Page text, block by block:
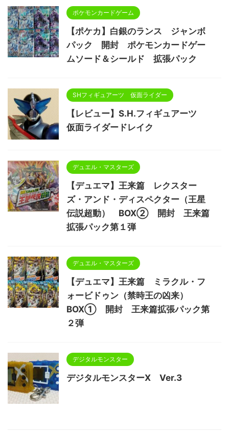
ポケモンカードゲーム
【ポケカ】白銀のランス ジャンボ
パック 開封 ポケモンカードゲー
ムソード＆シールド 拡張パック
SHフィギュアーツ 仮面ライダー
【レビュー】S.H.フィギュアーツ
仮面ライダードレイク
デュエル・マスターズ
【デュエマ】王来篇 レクスター
ズ・アンド・ディスペクター（王星
伝説超動） BOX② 開封 王来篇
拡張パック第１弾
デュエル・マスターズ
【デュエマ】王来篇 ミラクル・フ
ォービドゥン（禁時王の凶来）
BOX① 開封 王来篇拡張パック第
２弾
デジタルモンスター
デジタルモンスターX Ver.3